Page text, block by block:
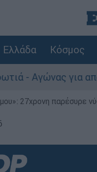
Ελλάδα Κόσμος
για
27χρονη παρέσυρε